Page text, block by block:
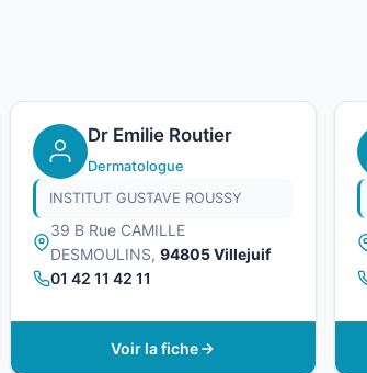
Dr Emilie Routier
Dermatologue
INSTITUT GUSTAVE ROUSSY
39 B Rue CAMILLE
DESMOULINS, 94805 Villejuif
01 42 11 42 11
Voir la fiche